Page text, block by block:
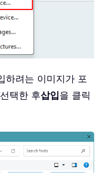
하려는 이미지가 포
택한 후삽입을 클릭